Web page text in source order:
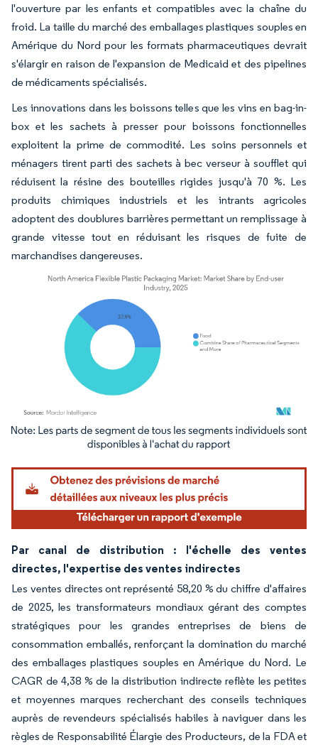
l'ouverture par les enfants et compatibles avec la chaîne du
froid. La taille du marché des emballages plastiques souples en
Amérique du Nord pour les formats pharmaceutiques devrait
s'élargir en raison de l'expansion de Medicaid et des pipelines
de médicaments spécialisés.
Les innovations dans les boissons telles que les vins en bag-in-
box et les sachets à presser pour boissons fonctionnelles
exploitent la prime de commodité. Les soins personnels et
ménagers tirent parti des sachets à bec verseur à soufflet qui
réduisent la résine des bouteilles rigides jusqu'à 70 %. Les
produits chimiques industriels et les intrants agricoles
adoptent des doublures barrières permettant un remplissage à
grande vitesse tout en réduisant les risques de fuite de
marchandises dangereuses.
Image © Mordor Intelligence. La réutilisation nécessite une attribution sous CC BY
Par canal de distribution : l'échelle des ventes
directes, l'expertise des ventes indirectes
Les ventes directes ont représenté 58,20 % du chiffre d'affaires
de 2025, les transformateurs mondiaux gérant des comptes
stratégiques pour les grandes entreprises de biens de
consommation emballés, renforçant la domination du marché
des emballages plastiques souples en Amérique du Nord. Le
CAGR de 4,38 % de la distribution indirecte reflète les petites
et moyennes marques recherchant des conseils techniques
auprès de revendeurs spécialisés habiles à naviguer dans les
règles de Responsabilité Élargie des Producteurs, de la FDA et